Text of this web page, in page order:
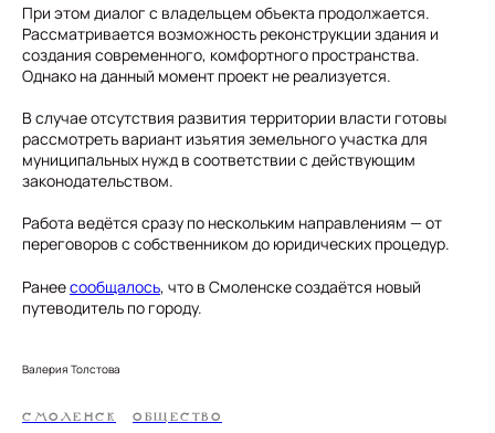
При этом диалог с владельцем объекта продолжается.
Рассматривается возможность реконструкции здания и
создания современного, комфортного пространства.
Однако на данный момент проект не реализуется.
В случае отсутствия развития территории власти готовы
рассмотреть вариант изъятия земельного участка для
муниципальных нужд в соответствии с действующим
законодательством.
Работа ведётся сразу по нескольким направлениям — от
переговоров с собственником до юридических процедур.
Ранеесообщалось, что в Смоленске создаётся новый
путеводитель по городу.
Валерия Толстова
СМОЛЕНСК ОБЩЕСТВО